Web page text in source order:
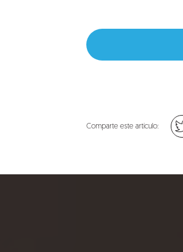
Comparte este artículo: